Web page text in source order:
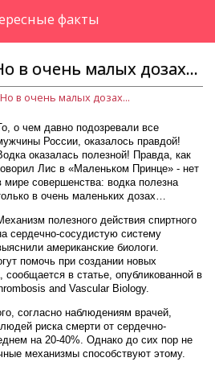
факты
в очень малых дозах...
в очень малых дозах...
о чем давно подозревали все
России, оказалось правдой!
оказалась полезной! Правда, как
Лис в «Маленьком Принце» - нет
мире совершенства: водка полезна
в очень маленьких дозах…
полезного действия спиртного
сердечно-сосудистую систему
американские биологи.
помочь при создании новых
сообщается в статье, опубликованной в
and Vascular Biology.
согласно наблюдениям врачей,
риска смерти от сердечно-
на 20-40%. Однако до сих пор не
механизмы способствуют этому.